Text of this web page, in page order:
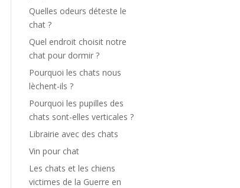
Quelles odeurs déteste le
chat ?
Quel endroit choisit notre
chat pour dormir ?
Pourquoi les chats nous
lèchent-ils ?
Pourquoi les pupilles des
chats sont-elles verticales ?
Librairie avec des chats
Vin pour chat
Les chats et les chiens
victimes de la Guerre en